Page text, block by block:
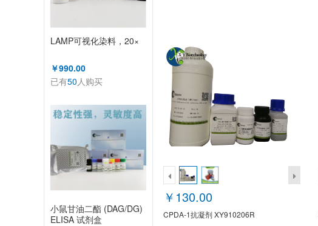
LAMP可视化染料，20×
￥990.00
已有50人购买
小鼠甘油二酯 (DAG/DG)
ELISA 试剂盒
￥130.00
CPDA-1抗凝剂 XY910206R